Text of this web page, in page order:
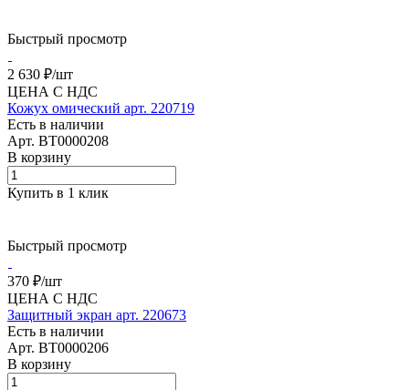
Быстрый просмотр
2 630 ₽/шт
ЦЕНА С НДС
Кожух омический арт. 220719
Есть в наличии
Арт. BT0000208
В корзину
Купить в 1 клик
Быстрый просмотр
370 ₽/шт
ЦЕНА С НДС
Защитный экран арт. 220673
Есть в наличии
Арт. BT0000206
В корзину